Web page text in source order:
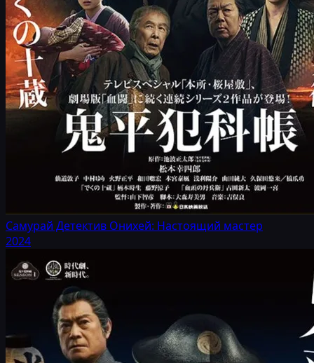
Самурай Детектив Онихей: Настоящий мастер
2024